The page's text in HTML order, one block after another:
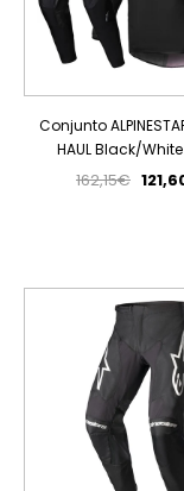
Conjunto
HAUL Black/
162,15€